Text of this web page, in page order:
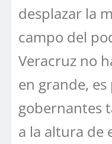
desplazar la
campo del
Veracruz no
en grande,
gobernantes
a la altura de